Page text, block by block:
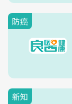
防癌
新知